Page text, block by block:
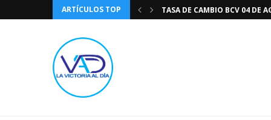
ARTÍCULOS TOP
TASA DE CAMBIO BCV 04 DE